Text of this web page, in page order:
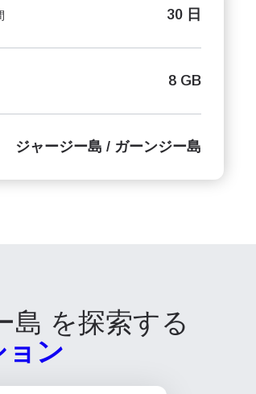
30 日
8 GB
ジャージー島 / ガーンジー島
島 を探索する
ョン